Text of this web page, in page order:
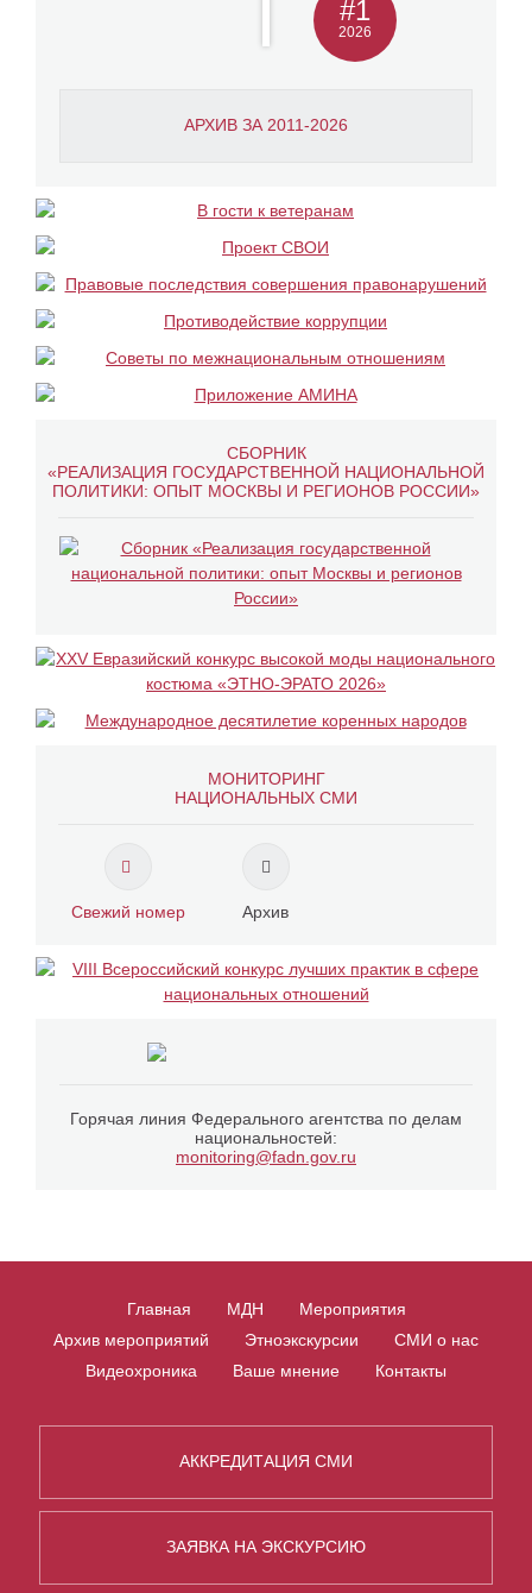
АРХИВ ЗА 2011-2026
#1
2026
СБОРНИК
«РЕАЛИЗАЦИЯ ГОСУДАРСТВЕННОЙ НАЦИОНАЛЬНОЙ
ПОЛИТИКИ: ОПЫТ МОСКВЫ И РЕГИОНОВ РОССИИ»
МОНИТОРИНГ
НАЦИОНАЛЬНЫХ СМИ
Свежий номер Архив
Горячая линия Федерального агентства по делам
национальностей:
monitoring@fadn.gov.ru
Главная МДН
Мероприятия
Архив мероприятий
Этноэкскурсии
СМИ о нас
Видеохроника
Ваше мнение Контакты
АККРЕДИТАЦИЯ СМИ
ЗАЯВКА НА ЭКСКУРСИЮ